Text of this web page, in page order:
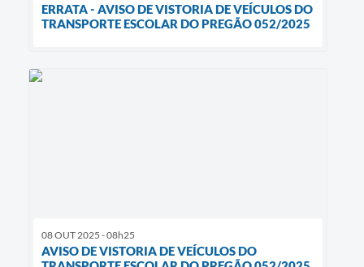
ERRATA - AVISO DE VISTORIA DE VEÍCULOS DO
TRANSPORTE ESCOLAR DO PREGÃO 052/2025
08 OUT 2025 - 08h25
AVISO DE VISTORIA DE VEÍCULOS DO